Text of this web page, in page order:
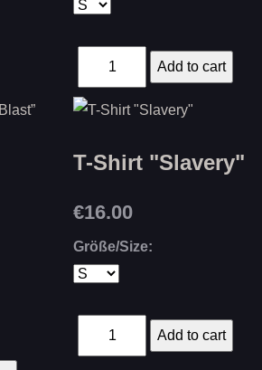
T-Shirt "Slavery"
€16.00
Größe/Size: